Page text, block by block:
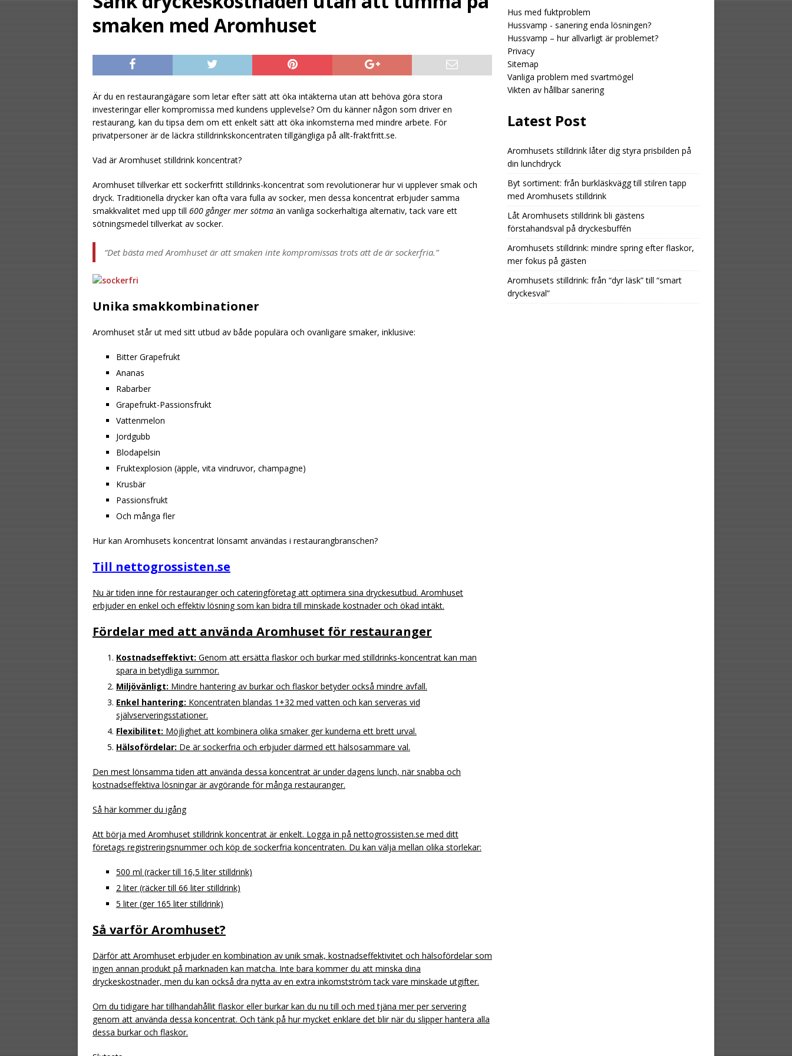
Aromhusets stilldrink: mindre spring efter flaskor, mer fokus på
gästen
UNCATEGORIZED
[ August 1, 2026 ] Aromhusets stilldrink: från “dyr läsk” till “smart dryckesval”
[ August 6, 2026 ] Aromhusets stilldrink låter dig styra prisbilden på din lunchdryck
UNCATEGORIZED
smaken med Aromhuset
Är du en restaurangägare som letar efter sätt att öka intäkterna utan att behöva göra stora
investeringar eller kompromissa med kundens upplevelse? Om du känner någon som driver en
restaurang, kan du tipsa dem om ett enkelt sätt att öka inkomsterna med mindre arbete. För
privatpersoner är de läckra stilldrinkskoncentraten tillgängliga på allt-fraktfritt.se.
Vad är Aromhuset stilldrink koncentrat?
Aromhuset tillverkar ett sockerfritt stilldrinks-koncentrat som revolutionerar hur vi upplever smak och
dryck. Traditionella drycker kan ofta vara fulla av socker, men dessa koncentrat erbjuder samma
smakkvalitet med upp till 600 gånger mer sötma än vanliga sockerhaltiga alternativ, tack vare ett
sötningsmedel tillverkat av socker.
“Det bästa med Aromhuset är att smaken inte kompromissas trots att de är sockerfria.”
Unika smakkombinationer
Aromhuset står ut med sitt utbud av både populära och ovanligare smaker, inklusive:
Bitter Grapefrukt
Ananas
Rabarber
Grapefrukt-Passionsfrukt
Vattenmelon
Jordgubb
Blodapelsin
Fruktexplosion (äpple, vita vindruvor, champagne)
Krusbär
Passionsfrukt
Och många fler
Hur kan Aromhusets koncentrat lönsamt användas i restaurangbranschen?
Till nettogrossisten.se
Nu är tiden inne för restauranger och cateringföretag att optimera sina dryckesutbud. Aromhuset
erbjuder en enkel och effektiv lösning som kan bidra till minskade kostnader och ökad intäkt.
Fördelar med att använda Aromhuset för restauranger
Kostnadseffektivt: Genom att ersätta flaskor och burkar med stilldrinks-koncentrat kan man
spara in betydliga summor.
Miljövänligt: Mindre hantering av burkar och flaskor betyder också mindre avfall.
Enkel hantering: Koncentraten blandas 1+32 med vatten och kan serveras vid
självserveringsstationer.
Flexibilitet: Möjlighet att kombinera olika smaker ger kunderna ett brett urval.
Hälsofördelar: De är sockerfria och erbjuder därmed ett hälsosammare val.
Den mest lönsamma tiden att använda dessa koncentrat är under dagens lunch, när snabba och
kostnadseffektiva lösningar är avgörande för många restauranger.
Så här kommer du igång
Att börja med Aromhuset stilldrink koncentrat är enkelt. Logga in på nettogrossisten.se med ditt
företags registreringsnummer och köp de sockerfria koncentraten. Du kan välja mellan olika storlekar:
500 ml (räcker till 16,5 liter stilldrink)
2 liter (räcker till 66 liter stilldrink)
5 liter (ger 165 liter stilldrink)
Så varför Aromhuset?
Därför att Aromhuset erbjuder en kombination av unik smak, kostnadseffektivitet och hälsofördelar som
ingen annan produkt på marknaden kan matcha. Inte bara kommer du att minska dina
dryckeskostnader, men du kan också dra nytta av en extra inkomstström tack vare minskade utgifter.
Om du tidigare har tillhandahållit flaskor eller burkar kan du nu till och med tjäna mer per servering
genom att använda dessa koncentrat. Och tänk på hur mycket enklare det blir när du slipper hantera alla
dessa burkar och flaskor.
Hus med fuktproblem
Hussvamp - sanering enda lösningen?
Hussvamp – hur allvarligt är problemet?
Privacy
Sitemap
Vanliga problem med svartmögel
Vikten av hållbar sanering
Latest Post
Aromhusets stilldrink låter dig styra prisbilden på
din lunchdryck
Byt sortiment: från burkläskvägg till stilren tapp
med Aromhusets stilldrink
Låt Aromhusets stilldrink bli gästens
förstahandsval på dryckesbuffén
Aromhusets stilldrink: mindre spring efter flaskor,
mer fokus på gästen
Aromhusets stilldrink: från “dyr läsk” till “smart
dryckesval”